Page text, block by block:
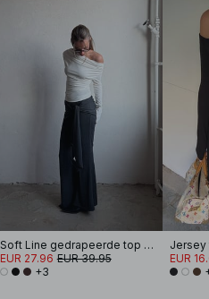
Soft Line gedrapeerde top met lange mouwen
EUR 27.96 EUR 39.95
+3
EUR